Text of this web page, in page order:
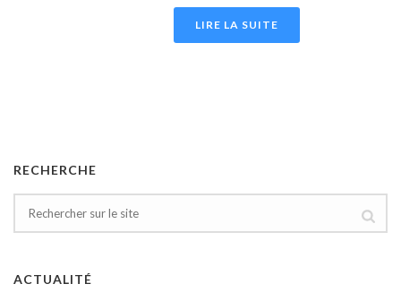
LIRE LA SUITE
RECHERCHE
ACTUALITÉ